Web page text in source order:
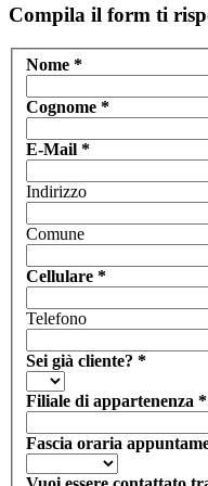
Compila il form ti
Nome *
Cognome *
E-Mail *
Indirizzo
Comune
Cellulare *
Telefono
Sei già cliente? *
Filiale di appartenenza *
Fascia oraria